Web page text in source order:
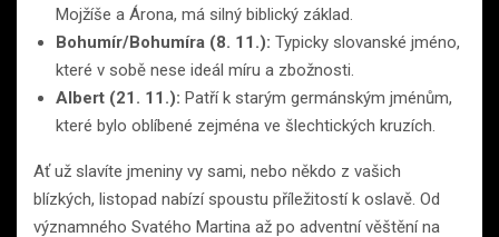
Mojžíše a Árona, má silný biblický základ.
Bohumír/Bohumíra (8. 11.): Typicky slovanské jméno,
které v sobě nese ideál míru a zbožnosti.
Albert (21. 11.): Patří k starým germánským jménům,
které bylo oblíbené zejména ve šlechtických kruzích.
Ať už slavíte jmeniny vy sami, nebo někdo z vašich
blízkých, listopad nabízí spoustu příležitostí k oslavě. Od
významného Svatého Martina až po adventní věštění na